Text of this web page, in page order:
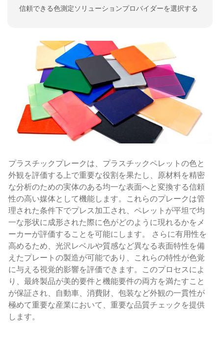
信頼できる色測定ソリューションプロバイダーを選択する
プラスチックプレークは、プラスチックペレットの色と
外観を評価する上で重要な役割を果たし、原材料を精密
な分析のための実体のある均一な表面へと変換する信頼
性の高い媒体として機能します。これらのプレークは管
理された条件下でプレス加工され、ペレットが平坦で均
一な形状に成形された際に色がどのように現れるかをメ
ーカーが評価することを可能にします。 さらに有用性を
高めるため、光沢レベルや質感など異なる表面特性を備
えたプレートの製造が可能であり、これらの特性が色覚
に与える視覚的影響を評価できます。このプロセスによ
り、最終製品が美的要件と機能要件の両方を満たすこと
が保証され、自動車、消費財、包装など外観の一貫性が
極めて重要な産業において、重要な品質チェックを提供
します。